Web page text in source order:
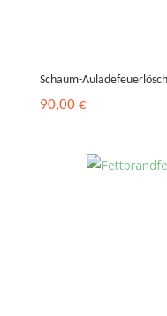
Schaum-
90,00 €